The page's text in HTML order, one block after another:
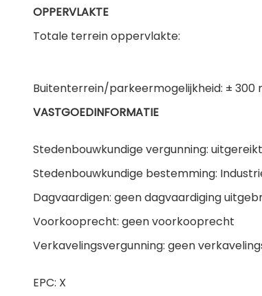
OPPERVLAKTE
Totale terrein oppervlakte:
Buitenterrein/parkeermogelijkheid: ± 300
VASTGOEDINFORMATIE
Stedenbouwkundige vergunning: uitgereikt
Stedenbouwkundige bestemming:
Dagvaardigen: geen dagvaardiging
Voorkooprecht: geen voorkooprecht
Verkavelingsvergunning: geen
EPC: X